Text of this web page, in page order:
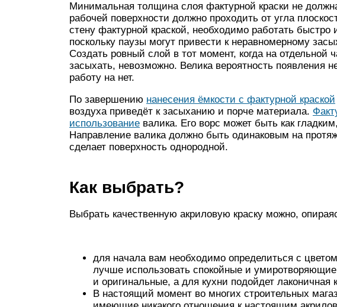
Минимальная толщина слоя фактурной краски не
рабочей поверхности должно проходить от угла
стену фактурной краской, необходимо работать
поскольку паузы могут привести к неравномерному
Создать ровный слой в тот момент, когда на отдельной
засыхать, невозможно. Велика вероятность появления
работу на нет.
По завершению нанесения ёмкости с фактурной краской
воздуха приведёт к засыханию и порче материала.
использование валика. Его ворс может быть как
Направление валика должно быть одинаковым на
сделает поверхность однородной.
Как выбрать?
Выбрать качественную акриловую краску можно,
для начала вам необходимо определиться с
лучше использовать спокойные и
и оригинальные, а для кухни подойдет лаконичная
В настоящий момент во многих строительных